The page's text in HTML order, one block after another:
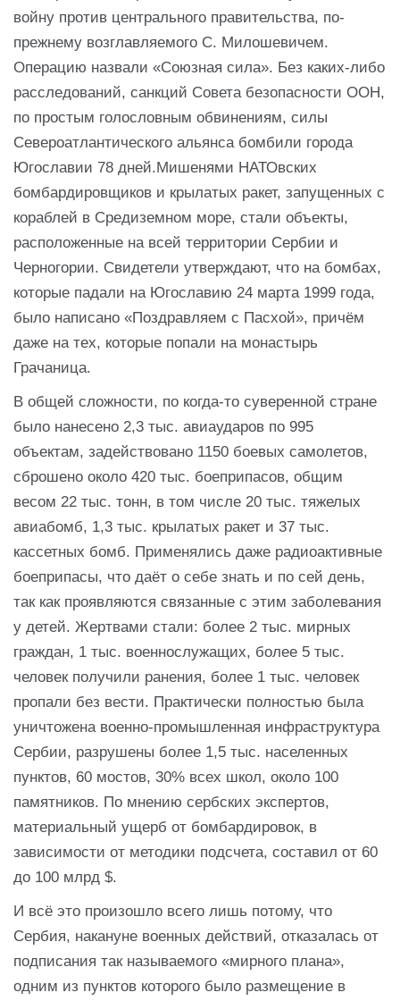
войну против центрального правительства, по-
прежнему возглавляемого С. Милошевичем.
Операцию назвали «Союзная сила». Без каких-либо
расследований, санкций Совета безопасности ООН,
по простым голословным обвинениям, силы
Североатлантического альянса бомбили города
Югославии 78 дней.Мишенями НАТОвских
бомбардировщиков и крылатых ракет, запущенных с
кораблей в Средиземном море, стали объекты,
расположенные на всей территории Сербии и
Черногории. Свидетели утверждают, что на бомбах,
которые падали на Югославию 24 марта 1999 года,
было написано «Поздравляем с Пасхой», причём
даже на тех, которые попали на монастырь
Грачаница.
В общей сложности, по когда-то суверенной стране
было нанесено 2,3 тыс. авиаударов по 995
объектам, задействовано 1150 боевых самолетов,
сброшено около 420 тыс. боеприпасов, общим
весом 22 тыс. тонн, в том числе 20 тыс. тяжелых
авиабомб, 1,3 тыс. крылатых ракет и 37 тыс.
кассетных бомб. Применялись даже радиоактивные
боеприпасы, что даёт о себе знать и по сей день,
так как проявляются связанные с этим заболевания
у детей. Жертвами стали: более 2 тыс. мирных
граждан, 1 тыс. военнослужащих, более 5 тыс.
человек получили ранения, более 1 тыс. человек
пропали без вести. Практически полностью была
уничтожена военно-промышленная инфраструктура
Сербии, разрушены более 1,5 тыс. населенных
пунктов, 60 мостов, 30% всех школ, около 100
памятников. По мнению сербских экспертов,
материальный ущерб от бомбардировок, в
зависимости от методики подсчета, составил от 60
до 100 млрд $.
И всё это произошло всего лишь потому, что
Сербия, накануне военных действий, отказалась от
подписания так называемого «мирного плана»,
одним из пунктов которого было размещение в